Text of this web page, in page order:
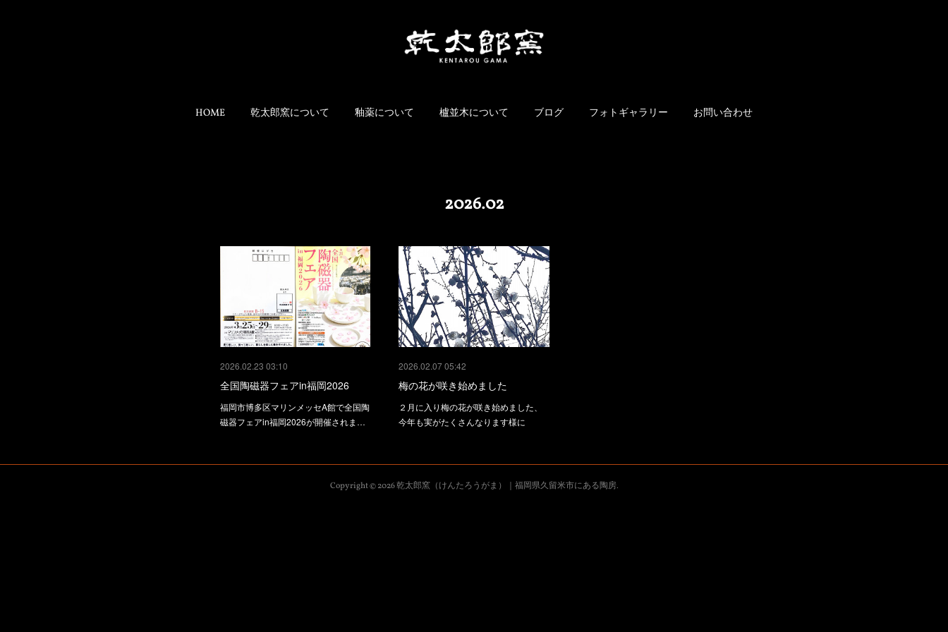
HOME 乾太郎窯について 釉薬について 櫨並木について ブログ フォトギャラリー お問い合わせ
2026.02
2026.02.23 03:10
全国陶磁器フェアin福岡2026
福岡市博多区マリンメッセA館で全国陶
磁器フェアin福岡2026が開催されま…
2026.02.07 05:42
梅の花が咲き始めました
２月に入り梅の花が咲き始めました、
今年も実がたくさんなります様に
Copyright ©2026乾太郎窯（けんたろうがま）｜福岡県久留米市にある陶房.